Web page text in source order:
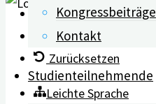
Kongressbeiträge
Kontakt
Studienteilnehmende
Links unterstreichen
Lesbarkeit erhöhen
Zurücksetzen
Leichte Sprache